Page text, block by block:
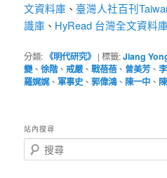
文資料庫 、 臺灣人社百刊
識庫 、 HyRead 台灣全文資料
分類: 《明代研究》 |標籤:Jiang
變、徐階、戒嚴、戰蓓蓓、 曾美芳、
羅娓娓、軍事史 、郭偉鴻、 陳一中 、
站內搜尋
搜
尋